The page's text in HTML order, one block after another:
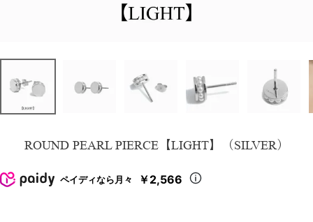
ROUND PEARL PIERCE【LIGHT】（SILVER）
ペイディなら月々 ￥2,566